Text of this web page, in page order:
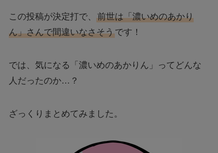
この投稿が決定打で、 前世は「濃いめのあかり
ん」さんで間違いなさそうです！
では、気になる「濃いめのあかりん」ってどんな
人だったのか…？
ざっくりまとめてみました。